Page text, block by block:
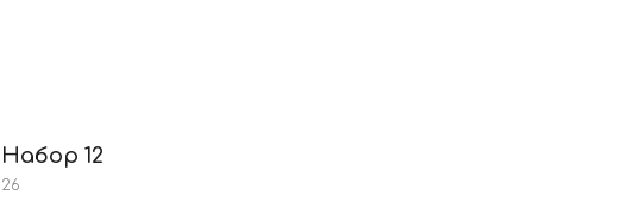
Набор 12
26